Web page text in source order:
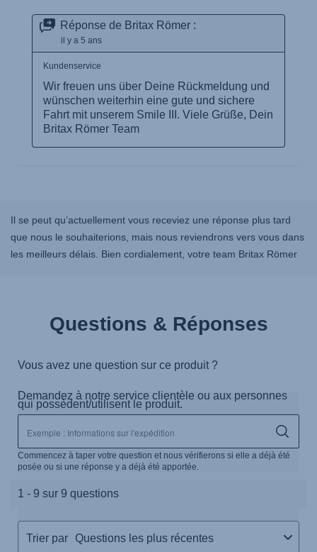
Il se peut qu’actuellement vous receviez une réponse plus tard
que nous le souhaiterions, mais nous reviendrons vers vous dans
les meilleurs délais. Bien cordialement, votre team Britax Römer
Questions & Réponses